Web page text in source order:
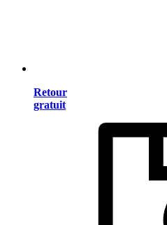
Retour
gratuit